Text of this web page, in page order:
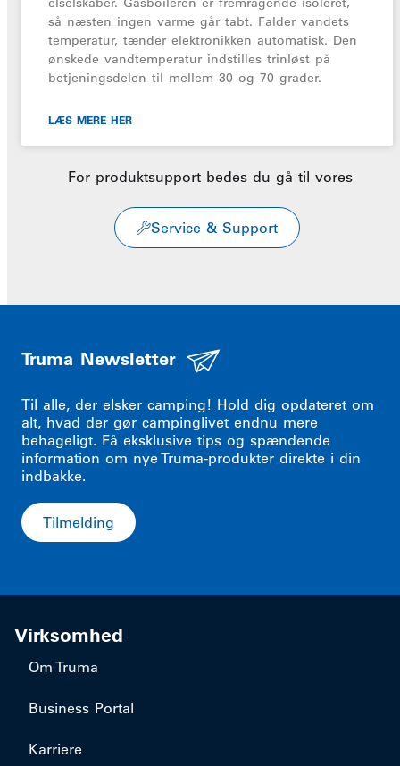
så næsten ingen varme går tabt. Falder vandets
temperatur, tænder elektronikken automatisk. Den
ønskede vandtemperatur indstilles trinløst på
betjeningsdelen til mellem 30 og 70 grader.
LÆS MERE HER
For produktsupport bedes du gå til vores
Service & Support
Truma Newsletter
Til alle, der elsker camping! Hold dig opdateret om
alt, hvad der gør campinglivet endnu mere
behageligt. Få eksklusive tips og spændende
information om nye Truma-produkter direkte i din
indbakke.
Tilmelding
Virksomhed
Om Truma
Business Portal
Karriere